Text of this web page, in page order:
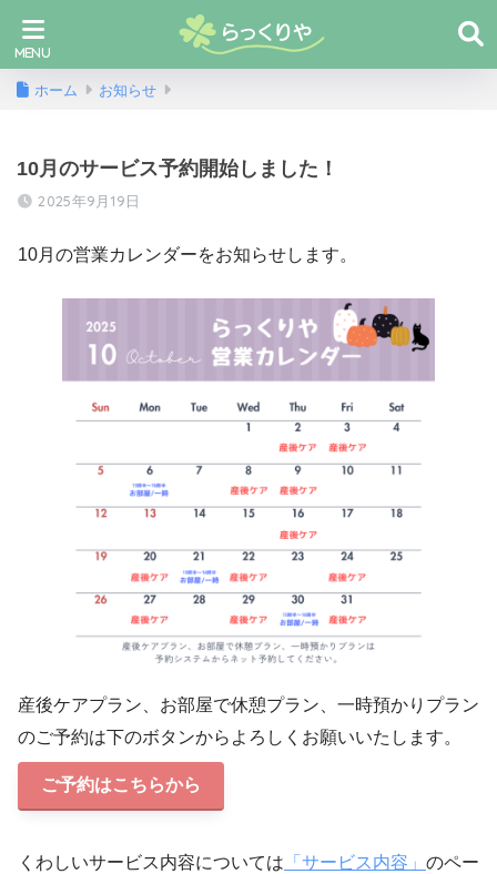
ホーム お知らせ
10月のサービス予約開始しました！
2025年9月19日
10月の営業カレンダーをお知らせします。
産後ケアプラン、お部屋で休憩プラン、一時預かりプラン
のご予約は下のボタンからよろしくお願いいたします。
ご予約はこちらから
くわしいサービス内容については 「サービス内容」 のペー